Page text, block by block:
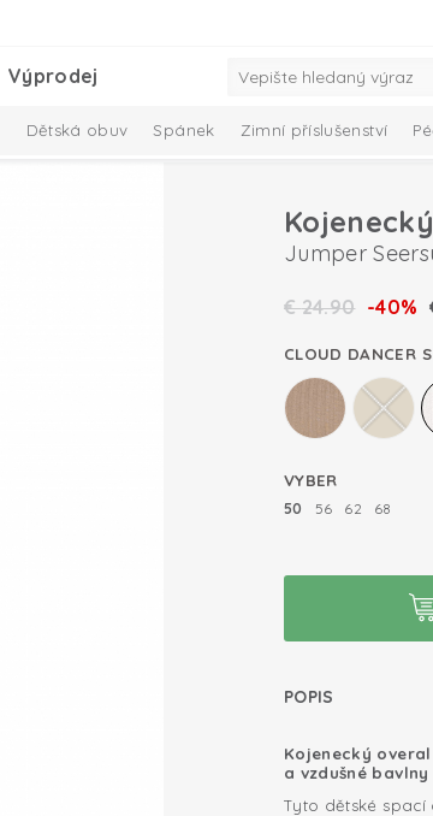
Výprodej
Dětská obuv Spánek Zimní příslušenství
Jumper
€24.90 -40%
CLOUD DANCER
VYBER
50 56 62 68
POPIS
Kojenecký
a vzdušné bavlny
Tyto dětské